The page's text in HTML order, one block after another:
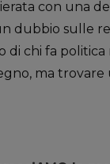
con una
dubbio sulle
di chi fa
ma trovare